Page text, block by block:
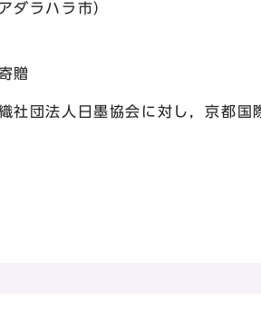
ラハラ市）
贈
団法人日墨協会に対し，京都国